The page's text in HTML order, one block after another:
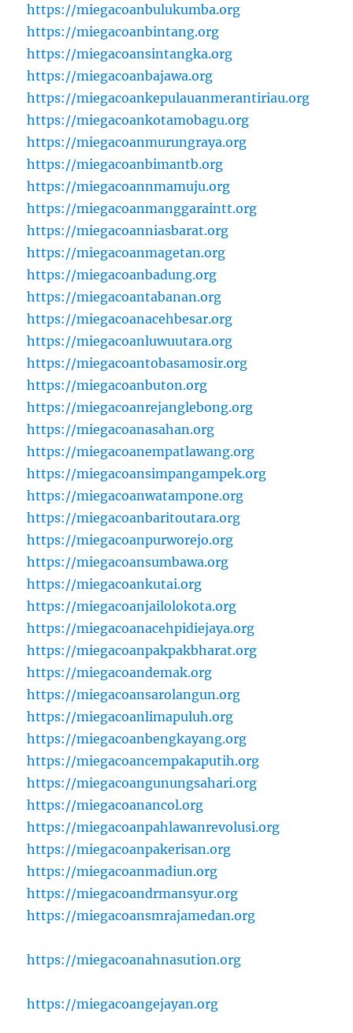
https://miegacoanbulukumba.org
https://miegacoanbintang.org
https://miegacoansintangka.org
https://miegacoanbajawa.org
https://miegacoankepulauanmerantiriau.org
https://miegacoankotamobagu.org
https://miegacoanmurungraya.org
https://miegacoanbimantb.org
https://miegacoannmamuju.org
https://miegacoanmanggaraintt.org
https://miegacoanniasbarat.org
https://miegacoanmagetan.org
https://miegacoanbadung.org
https://miegacoantabanan.org
https://miegacoanacehbesar.org
https://miegacoanluwuutara.org
https://miegacoantobasamosir.org
https://miegacoanbuton.org
https://miegacoanrejanglebong.org
https://miegacoanasahan.org
https://miegacoanempatlawang.org
https://miegacoansimpangampek.org
https://miegacoanwatampone.org
https://miegacoanbaritoutara.org
https://miegacoanpurworejo.org
https://miegacoansumbawa.org
https://miegacoankutai.org
https://miegacoanjailolokota.org
https://miegacoanacehpidiejaya.org
https://miegacoanpakpakbharat.org
https://miegacoandemak.org
https://miegacoansarolangun.org
https://miegacoanlimapuluh.org
https://miegacoanbengkayang.org
https://miegacoancempakaputih.org
https://miegacoangunungsahari.org
https://miegacoanancol.org
https://miegacoanpahlawanrevolusi.org
https://miegacoanpakerisan.org
https://miegacoanmadiun.org
https://miegacoandrmansyur.org
https://miegacoansmrajamedan.org
https://miegacoanahnasution.org
https://miegacoangejayan.org